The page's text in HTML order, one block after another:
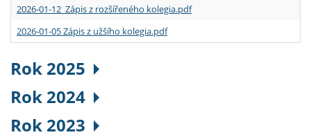
2026-01-12 Zápis z rozšířeného kolegia.pdf
2026-01-05 Zápis z užšího kolegia.pdf
Rok 2025
Rok 2024
Rok 2023